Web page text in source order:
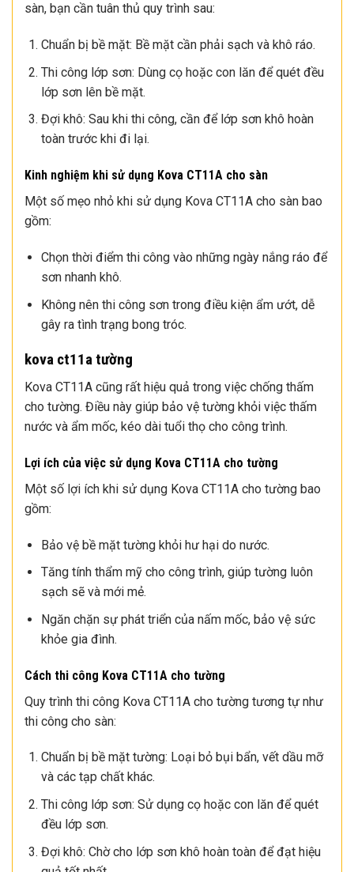
sàn, bạn cần tuân thủ quy trình sau:
Chuẩn bị bề mặt: Bề mặt cần phải sạch và khô ráo.
Thi công lớp sơn: Dùng cọ hoặc con lăn để quét đều
lớp sơn lên bề mặt.
Đợi khô: Sau khi thi công, cần để lớp sơn khô hoàn
toàn trước khi đi lại.
Kinh nghiệm khi sử dụng Kova CT11A cho sàn
Một số mẹo nhỏ khi sử dụng Kova CT11A cho sàn bao
gồm:
Chọn thời điểm thi công vào những ngày nắng ráo để
sơn nhanh khô.
Không nên thi công sơn trong điều kiện ẩm ướt, dễ
gây ra tình trạng bong tróc.
kova ct11a tường
Kova CT11A cũng rất hiệu quả trong việc chống thấm
cho tường. Điều này giúp bảo vệ tường khỏi việc thấm
nước và ẩm mốc, kéo dài tuổi thọ cho công trình.
Lợi ích của việc sử dụng Kova CT11A cho tường
Một số lợi ích khi sử dụng Kova CT11A cho tường bao
gồm:
Bảo vệ bề mặt tường khỏi hư hại do nước.
Tăng tính thẩm mỹ cho công trình, giúp tường luôn
sạch sẽ và mới mẻ.
Ngăn chặn sự phát triển của nấm mốc, bảo vệ sức
khỏe gia đình.
Cách thi công Kova CT11A cho tường
Quy trình thi công Kova CT11A cho tường tương tự như
thi công cho sàn:
Chuẩn bị bề mặt tường: Loại bỏ bụi bẩn, vết dầu mỡ
và các tạp chất khác.
Thi công lớp sơn: Sử dụng cọ hoặc con lăn để quét
đều lớp sơn.
Đợi khô: Chờ cho lớp sơn khô hoàn toàn để đạt hiệu